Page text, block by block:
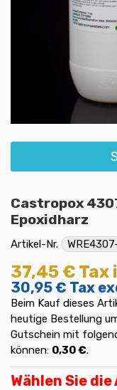
Castropox
Epoxidharz
Artikel-Nr.
37,45 € Tax
30,95 € Tax
Beim Kauf dieses
heutige Bestellung
Gutschein mit
können: 0,30 €.
Wählen Sie